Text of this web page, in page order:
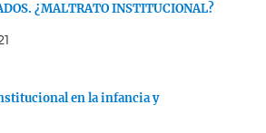
¿MALTRATO INSTITUCIONAL?
en la infancia y